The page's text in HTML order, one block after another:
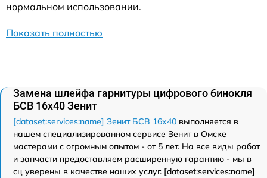
нормальном использовании.
Показать полностью
Замена шлейфа гарнитуры цифрового бинокля
БСВ 16х40 Зенит
[dataset:services:name] Зенит БСВ 16х40 выполняется в
нашем специализированном сервисе Зенит в Омске
мастерами с огромным опытом - от 5 лет. На все виды работ
и запчасти предоставляем расширенную гарантию - мы в
сц уверены в качестве наших услуг. [dataset:services:name]